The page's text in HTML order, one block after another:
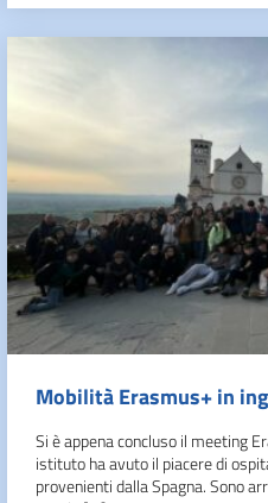
Mobilità Erasmus+ in
Si è appena concluso il meeting
istituto ha avuto il piacere di
provenienti dalla Spagna. Sono